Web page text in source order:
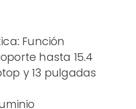
Función
hasta 15.4
y 13 pulgadas